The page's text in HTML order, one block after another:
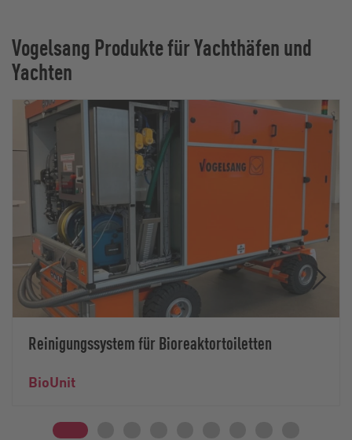
Vogelsang Produkte für Yachthäfen und
Yachten
Reinigungssystem für Bioreaktortoiletten
BioUnit